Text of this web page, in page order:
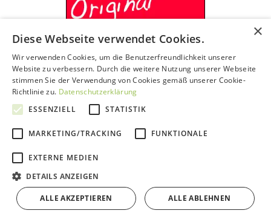
×
Diese Webseite verwendet Cookies.
Wir verwenden Cookies, um die Benutzerfreundlichkeit unserer
Website zu verbessern. Durch die weitere Nutzung unserer Webseite
stimmen Sie der Verwendung von Cookies gemäß unserer Cookie-
Richtlinie zu. Datenschutzerklärung
ESSENZIELL
STATISTIK
MARKETING/TRACKING FUNKTIONALE
EXTERNE MEDIEN
DETAILS ANZEIGEN
ALLE AKZEPTIEREN ALLE ABLEHNEN